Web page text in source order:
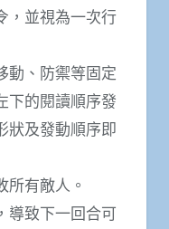
，並視為一次行
動、防禦等固定
下的閱讀順序發
狀及發動順序即
有敵人。
導致下一回合可